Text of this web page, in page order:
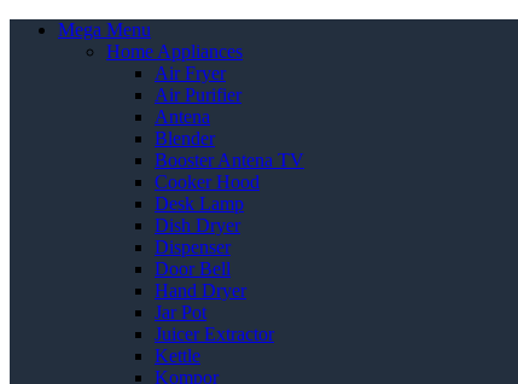
Mega Menu
Home Appliances
Air Fryer
Air Purifier
Antena
Blender
Booster Antena TV
Cooker Hood
Desk Lamp
Dish Dryer
Dispenser
Door Bell
Hand Dryer
Jar Pot
Juicer Extractor
Kettle
Kompor